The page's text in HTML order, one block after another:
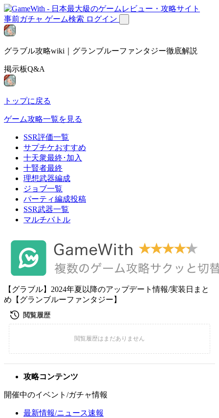
事前ガチャ ゲーム検索 ログイン
グラブル攻略wiki｜グランブルーファンタジー徹底解説
掲示板Q&A
トップに戻る
ゲーム攻略一覧を見る
SSR評価一覧
サプチケおすすめ
十天衆最終･加入
十賢者最終
理想武器編成
ジョブ一覧
パーティ編成投稿
SSR武器一覧
マルチバトル
【グラブル】2024年夏以降のアップデート情報/実装日まと
め【グランブルーファンタジー】
攻略コンテンツ
開催中のイベント/ガチャ情報
最新情報/ニュース速報